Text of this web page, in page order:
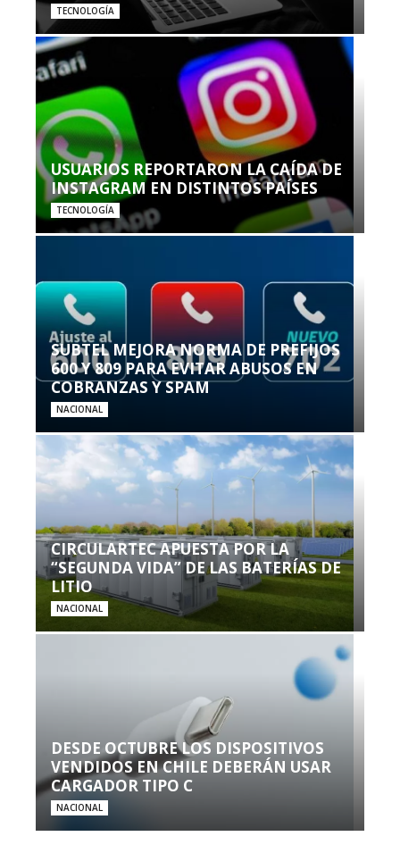
TECNOLOGÍA
USUARIOS REPORTARON LA CAÍDA DE
INSTAGRAM EN DISTINTOS PAÍSES
TECNOLOGÍA
SUBTEL MEJORA NORMA DE PREFIJOS
600 Y 809 PARA EVITAR ABUSOS EN
COBRANZAS Y SPAM
NACIONAL
CIRCULARTEC APUESTA POR LA
“SEGUNDA VIDA” DE LAS BATERÍAS DE
LITIO
NACIONAL
DESDE OCTUBRE LOS DISPOSITIVOS
VENDIDOS EN CHILE DEBERÁN USAR
CARGADOR TIPO C
NACIONAL